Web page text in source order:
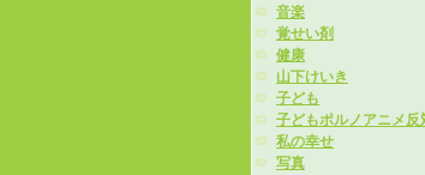
音楽
覚せい剤
健康
山下けいき
子ども
子どもポルノアニメ反
私の幸せ
写真